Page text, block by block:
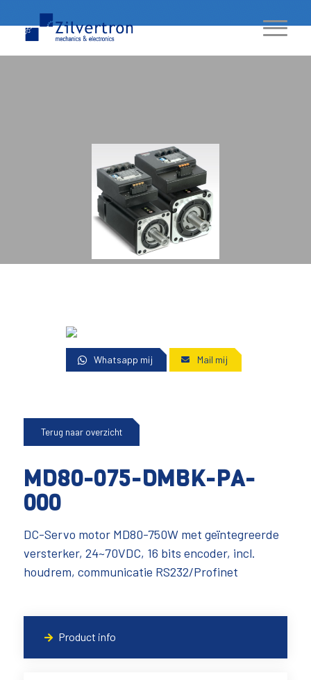
Whatsapp mij Mail mij
Terug naar overzicht
MD80-075-DMBK-PA-
000
DC-Servo motor MD80-750W met geïntegreerde
versterker, 24~70VDC, 16 bits encoder, incl.
houdrem, communicatie RS232/Profinet
Product info